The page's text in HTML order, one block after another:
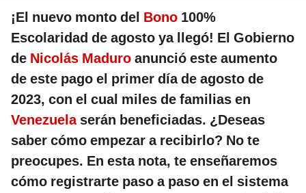
¡El nuevo monto del Bono 100%
Escolaridad de agosto ya llegó! El Gobierno
de Nicolás Maduro anunció este aumento
de este pago el primer día de agosto de
2023, con el cual miles de familias en
Venezuela serán beneficiadas. ¿Deseas
saber cómo empezar a recibirlo? No te
preocupes. En esta nota, te enseñaremos
cómo registrarte paso a paso en el sistema